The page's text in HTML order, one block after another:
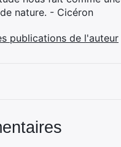
nature. - Cicéron
publications de l'auteur